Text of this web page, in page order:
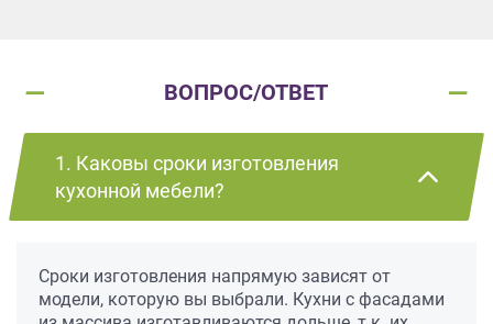
ВОПРОС/ОТВЕТ
1. Каковы сроки изготовления
кухонной мебели?
Сроки изготовления напрямую зависят от
модели, которую вы выбрали. Кухни с фасадами